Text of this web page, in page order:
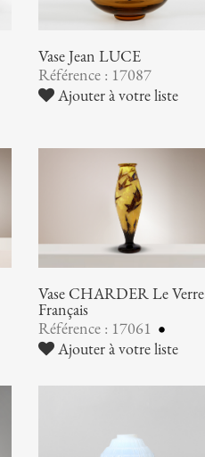
Vase Jean LUCE
Référence : 17087
Ajouter à votre liste
Vase CHARDER Le Verre
Français
Référence : 17061
Ajouter à votre liste